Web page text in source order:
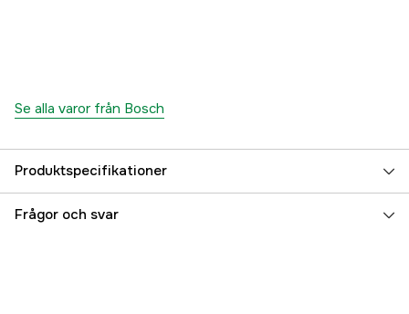
Se alla varor från Bosch
Produktspecifikationer
Håldiameter, min 22.23 mm
Frågor och svar